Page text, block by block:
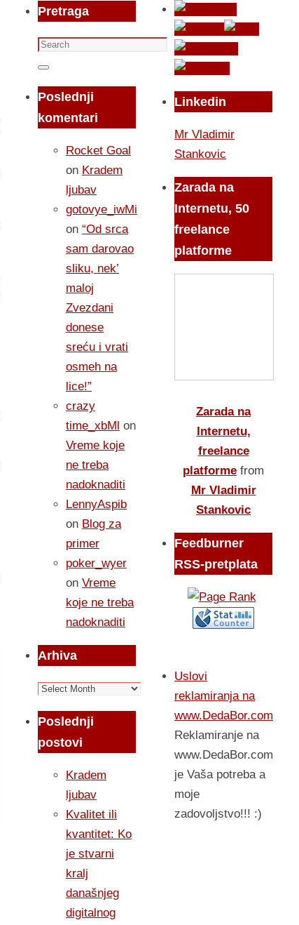
Pretraga
Search
for:
Search
Poslednji
komentari
Rocket Goal
on Kradem
ljubav
gotovye_iwMi
on “Od srca
sam darovao
sliku, nek’
maloj
Zvezdani
donese
sreću i vrati
osmeh na
lice!”
crazy
time_xbMl on
Vreme koje
ne treba
nadoknaditi
LennyAspib
on Blog za
primer
poker_wyer
on Vreme
koje ne treba
nadoknaditi
Arhiva
Arhiva
Poslednji
postovi
Kradem
ljubav
Kvalitet ili
kvantitet: Ko
je stvarni
kralj
današnjeg
digitalnog
Linkedin
Mr Vladimir
Stankovic
Zarada na
Internetu, 50
freelance
platforme
Zarada na
Internetu,
freelance
platforme from
Mr Vladimir
Stankovic
Feedburner
RSS-pretplata
Uslovi
reklamiranja na
www.DedaBor.com
Reklamiranje na
www.DedaBor.com
je Vaša potreba a
moje
zadovoljstvo!!! :)